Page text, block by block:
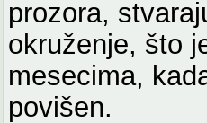
prozora,
okruženje, što
mesecima,
povišen.